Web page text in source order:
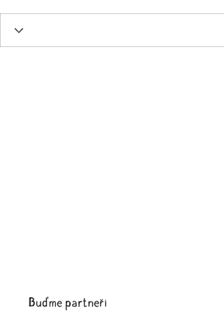
Buďme partneři